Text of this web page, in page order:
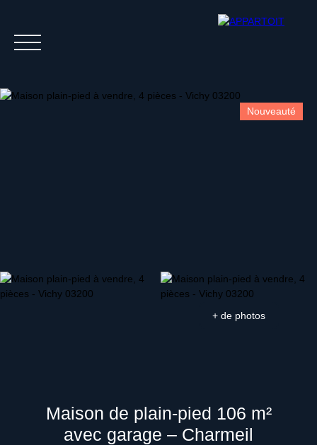
Nouveauté
+ de photos
Maison de plain-pied 106 m²
avec garage – Charmeil